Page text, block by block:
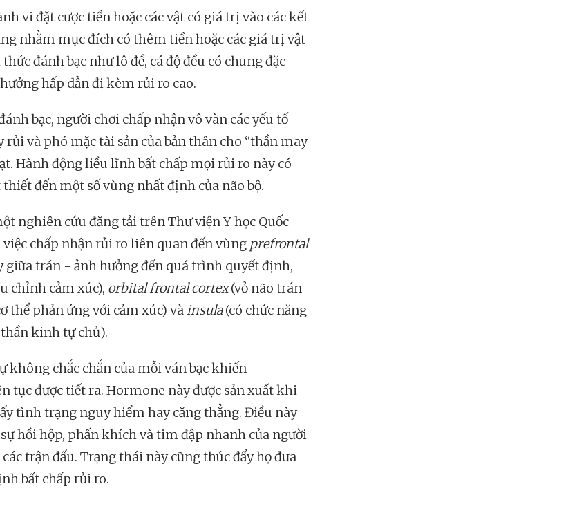
vi đặt cược tiền hoặc các vật có giá trị vào các kết
nhằm mục đích có thêm tiền hoặc các giá trị vật
đánh bạc như lô đề, cá độ đều có chung đặc
hấp dẫn đi kèm rủi ro cao.
bạc, người chơi chấp nhận vô vàn các yếu tố
và phó mặc tài sản của bản thân cho “thần may
Hành động liều lĩnh bất chấp mọi rủi ro này có
đến một số vùng nhất định của não bộ.
nghiên cứu đăng tải trên Thư viện Y học Quốc
việc chấp nhận rủi ro liên quan đến vùng prefrontal
giữa trán - ảnh hưởng đến quá trình quyết định,
chỉnh cảm xúc), orbital frontal cortex(vỏ não trán
thể phản ứng với cảm xúc) vàinsula(có chức năng
kinh tự chủ).
không chắc chắn của mỗi ván bạc khiến
tục được tiết ra. Hormone này được sản xuất khi
tình trạng nguy hiểm hay căng thẳng. Điều này
hồi hộp, phấn khích và tim đập nhanh của người
trận đấu. Trạng thái này cũng thúc đẩy họ đưa
bất chấp rủi ro.